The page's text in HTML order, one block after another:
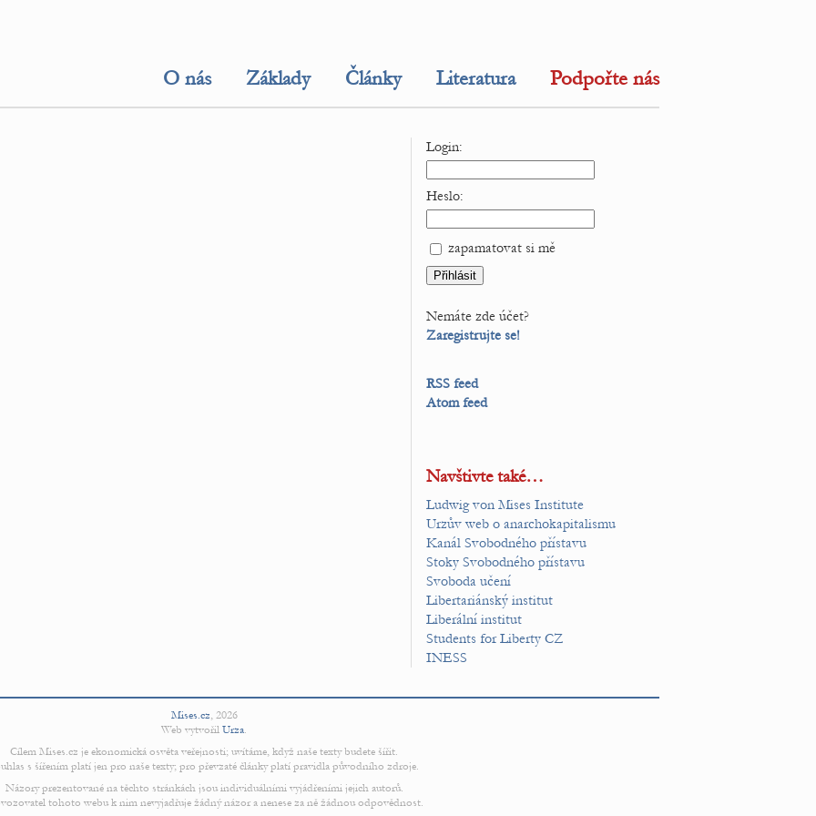
O nás Základy Články Literatura Podpořte nás
Login:
Heslo:
zapamatovat si mě
Nemáte zde účet?
Zaregistrujte se!
RSS feed
Atom feed
Navštivte také…
Ludwig von Mises Institute
Urzův web o anarchokapitalismu
Kanál Svobodného přístavu
Stoky Svobodného přístavu
Svoboda učení
Libertariánský institut
Liberální institut
Students for Liberty CZ
INESS
Mises.cz, 2026
Web vytvořil Urza.
Cílem Mises.cz je ekonomická osvěta veřejnosti; uvítáme, když naše texty budete šířit.
s šířením platí jen pro naše texty; pro převzaté články platí pravidla původního zdroje.
Názory prezentované na těchto stránkách jsou individuálními vyjádřeními jejich autorů.
tohoto webu k nim nevyjadřuje žádný názor a nenese za ně žádnou odpovědnost.